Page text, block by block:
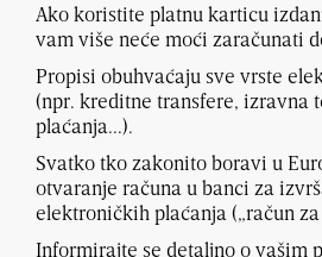
Ako koristite platnu karticu
vam više neće moći zaračunati
Propisi obuhvaćaju sve vrste
(npr. kreditne transfere, izravna
plaćanja...).
Svatko tko zakonito boravi u
otvaranje računa u banci za
elektroničkih plaćanja („račun za
Informirajte se detaljno o vašim